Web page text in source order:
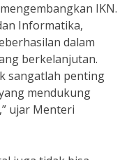
IKN.
Informatika,
dalam
berkelanjutan.
sangatlah penting
mendukung
ujar Menteri